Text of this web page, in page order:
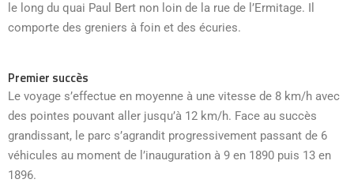
le long du quai Paul Bert non loin de la rue de l’Ermitage. Il
comporte des greniers à foin et des écuries.
Premier succès
Le voyage s’effectue en moyenne à une vitesse de 8 km/h avec
des pointes pouvant aller jusqu’à 12 km/h. Face au succès
grandissant, le parc s’agrandit progressivement passant de 6
véhicules au moment de l’inauguration à 9 en 1890 puis 13 en
1896.